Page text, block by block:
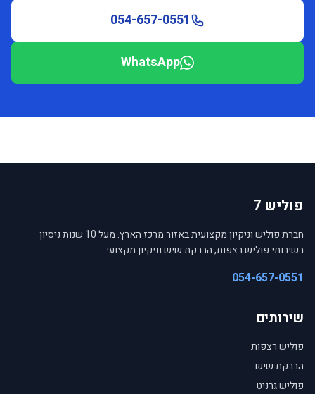
054-657-0551
WhatsApp
פוליש 7
חברת פוליש וניקיון מקצועית באזור מרכז הארץ. מעל 10 שנות ניסיון
בשירותי פוליש רצפות, הברקת שיש וניקיון מקצועי.
054-657-0551
שירותים
פוליש רצפות
הברקת שיש
פוליש גרניט